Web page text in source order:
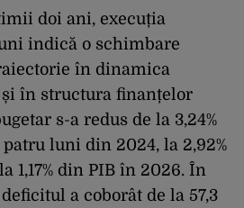
doi ani, execuția
indică o schimbare
în dinamica
în structura finanțelor
s-a redus de la 3,24%
luni din 2024, la 2,92%
1,17% din PIB în 2026. În
a coborât de la 57,3